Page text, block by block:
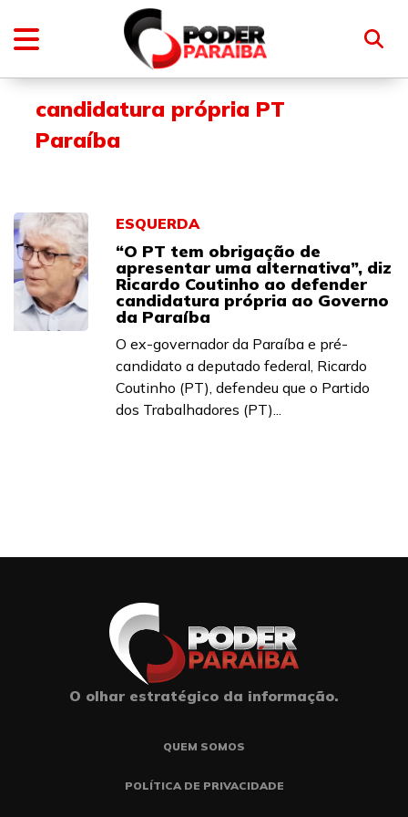
candidatura própria PT
Paraíba
ESQUERDA
“O PT tem obrigação de
apresentar uma alternativa”, diz
Ricardo Coutinho ao defender
candidatura própria ao Governo
da Paraíba
O ex-governador da Paraíba e pré-
candidato a deputado federal, Ricardo
Coutinho (PT), defendeu que o Partido
dos Trabalhadores (PT)...
O olhar estratégico da informação.
QUEM SOMOS
POLÍTICA DE PRIVACIDADE